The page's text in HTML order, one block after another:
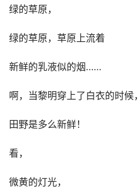
绿的草原，
绿的草原，草原上流着
新鲜的乳液似的烟……
啊，当黎明穿上了白衣的时候，
田野是多么新鲜！
看，
微黄的灯光，